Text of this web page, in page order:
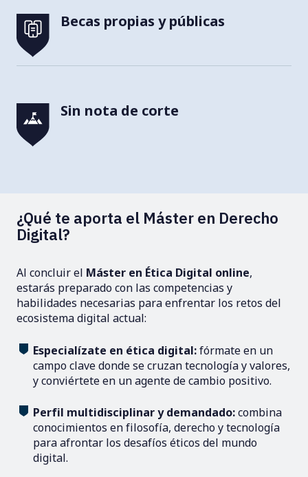
Becas propias y públicas
Sin nota de corte
¿Qué te aporta el Máster en Derecho
Digital?
Al concluir el Máster en Ética Digital online,
estarás preparado con las competencias y
habilidades necesarias para enfrentar los retos del
ecosistema digital actual:
Especialízate en ética digital:fórmate en un
campo clave donde se cruzan tecnología y valores,
y conviértete en un agente de cambio positivo.
Perfil multidisciplinar y demandado:combina
conocimientos en filosofía, derecho y tecnología
para afrontar los desafíos éticos del mundo
digital.